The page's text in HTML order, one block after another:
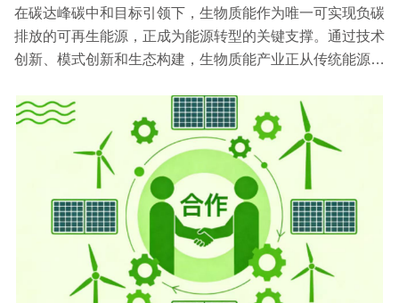
在碳达峰碳中和目标引领下，生物质能作为唯一可实现负碳
排放的可再生能源，正成为能源转型的关键支撑。通过技术
创新、模式创新和生态构建，生物质能产业正从传统能源利
国供热展官网小编就来聊一聊生物质能的发展。